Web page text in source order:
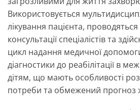
Використовується
лікування пацієнта, проводяться
консультації спеціалістів та
цикл надання медичної
діагностики до реабілітації в
дітям, що мають особливості
потреби та обмежений прогноз